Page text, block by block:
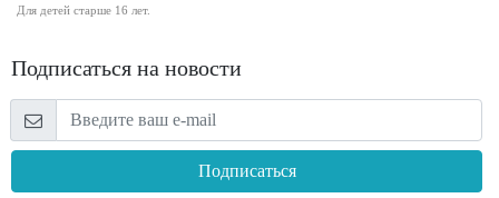
Для детей старше 16 лет.
Подписаться на новости
Подписаться